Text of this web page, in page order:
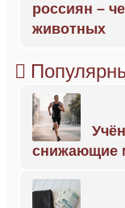
россиян –
животных
снижающие